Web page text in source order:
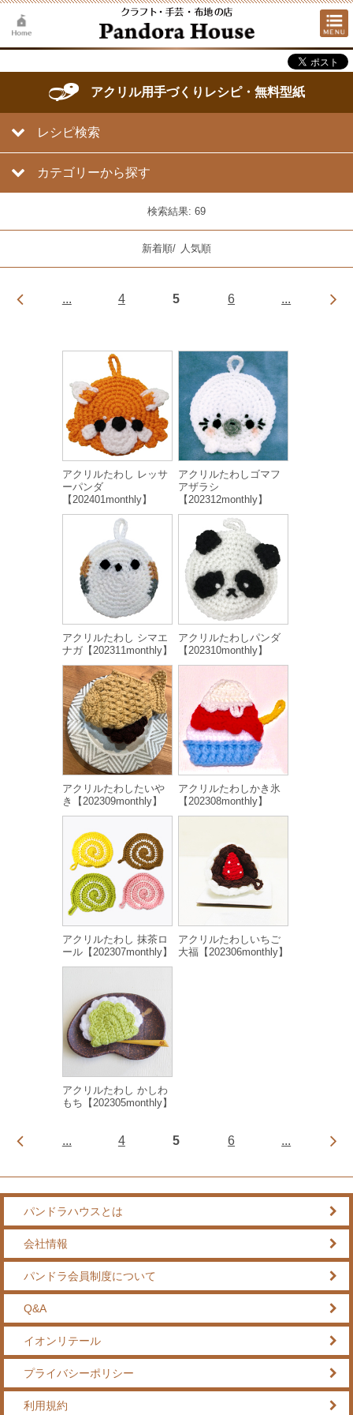
アクリル用手づくりレシピ・無料型紙
レシピ検索
カテゴリーから探す
検索結果: 69
新着順/ 人気順
... 4 5 6 ...
アクリルたわし レッサ
ーパンダ
【202401monthly】
アクリルたわしゴマフ
アザラシ
【202312monthly】
アクリルたわし シマエ
ナガ【202311monthly】
アクリルたわしパンダ
【202310monthly】
アクリルたわしたいや
き【202309monthly】
アクリルたわしかき氷
【202308monthly】
アクリルたわし 抹茶ロ
ール【202307monthly】
アクリルたわしいちご
大福【202306monthly】
アクリルたわし かしわ
もち【202305monthly】
... 4 5 6 ...
パンドラハウスとは
会社情報
パンドラ会員制度について
Q&A
イオンリテール
プライバシーポリシー
利用規約